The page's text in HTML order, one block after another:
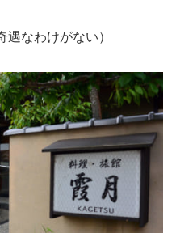
なわけがない）